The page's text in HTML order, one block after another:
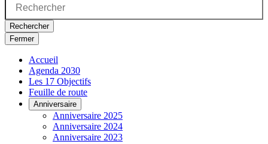
Rechercher
Fermer
Accueil
Agenda 2030
Les 17 Objectifs
Feuille de route
Anniversaire
Anniversaire 2025
Anniversaire 2024
Anniversaire 2023